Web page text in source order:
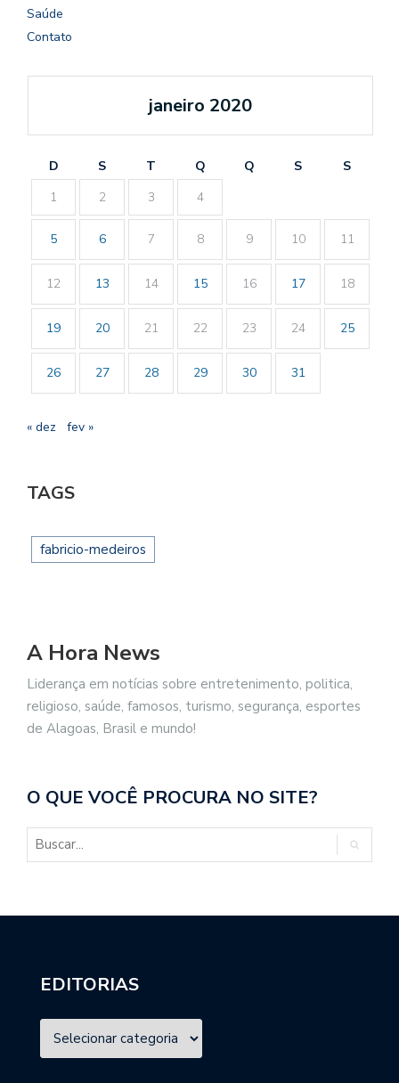
Saúde
Contato
janeiro 2020
D S T Q Q S
S
1
2 3 4
5 6 7 8 9 10 11
12 13 14 15 16 17 18
19 20 21 22 23 24 25
26 27 28 29 30 31
« dez fev »
TAGS
fabricio-medeiros
A Hora News
Liderança em notícias sobre entretenimento, politica,
religioso, saúde, famosos, turismo, segurança, esportes
de Alagoas, Brasil e mundo!
O QUE VOCÊ PROCURA NO SITE?
EDITORIAS